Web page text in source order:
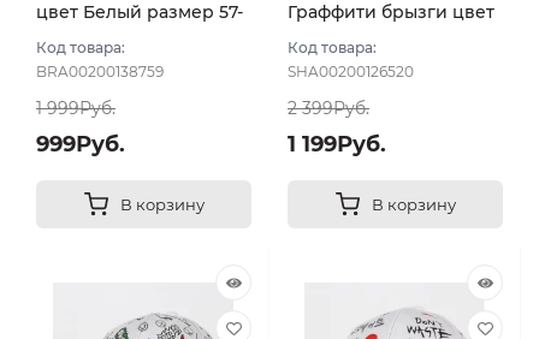
цвет Белый размер 57-
Код товара:
BRA00200138759
1 999Руб.
999Руб.
В корзину
Граффити брызги цвет
Код товара:
SHA00200126520
2 399Руб.
1 199Руб.
В корзину